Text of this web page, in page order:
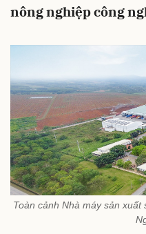
nông nghiệp công
Toàn cảnh Nhà máy sản